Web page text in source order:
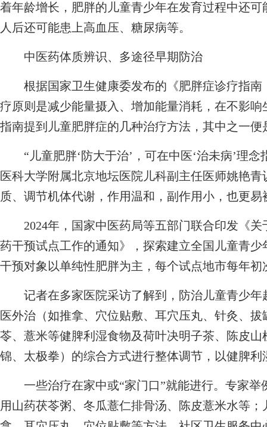
着年龄增长，肥胖的儿童青少年在发育过程中还
人后还可能患上高血压、糖尿病等。
中医药体质辨识、多途径早期防治
根据国家卫生健康委发布的《肥胖症诊疗指南
疗原则是减少能量摄入、增加能量消耗，在不影
指南提到儿童肥胖症的几种治疗方法，其中之一便
“儿童肥胖‘防大于治’，可在中医‘治未病’理念
医科大学附属北京地坛医院儿科副主任医师姚艳
质、调节机体代谢，作用温和，副作用小，也更易
2024年，国家中医药局等五部门联合印发《关
药干预试点工作的通知》，探索建立全国儿童青
干预对象以单纯性肥胖为主，每个试点地市每年初
记者在多家医院采访了解到，防治儿童青少年
医外治（如推拿、穴位贴敷、耳穴压丸、针灸、
苓、薏米等健脾利湿食物及荷叶决明子茶、陈皮
锦、太极拳）的综合方式进行整体调节，以健脾
一些治疗在家中或“家门口”就能进行。专家举
用山药茯苓粥、冬瓜薏仁排骨汤、陈皮薏米水等